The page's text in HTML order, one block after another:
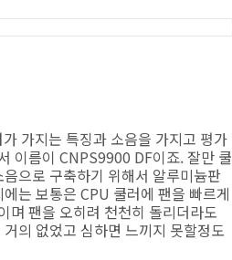
가지는 특징과 소음을 가지고 평가
이름이 CNPS9900 DF이죠. 잘만 쿨
으로 구축하기 위해서 알루미늄판
는 보통은 CPU 쿨러에 팬을 빠르게
며 팬을 오히려 천천히 돌리더라도
의 없었고 심하면 느끼지 못할정도